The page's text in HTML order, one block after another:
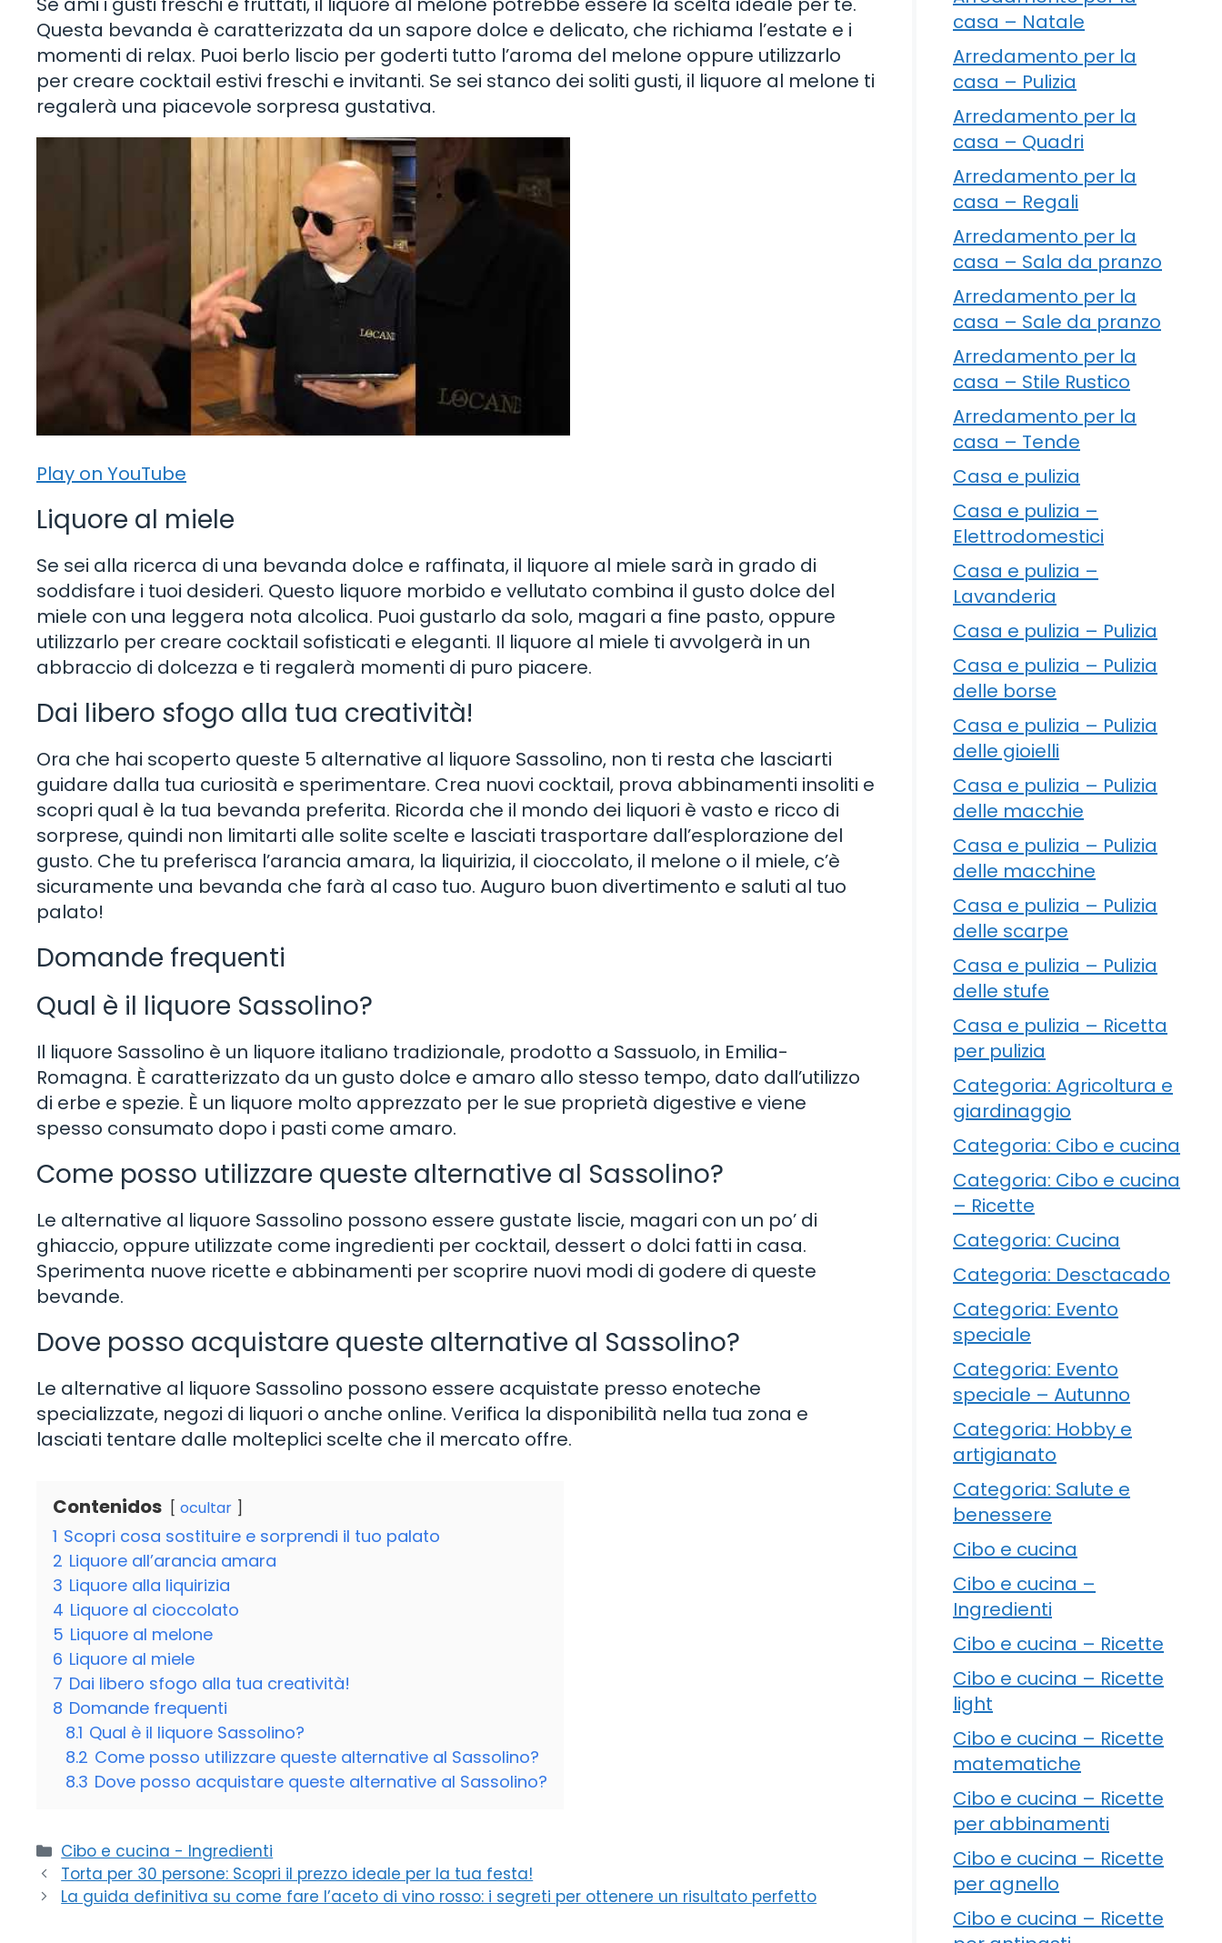
Questa bevanda è caratterizzata da un sapore dolce e delicato, che richiama l’estate e i
momenti di relax. Puoi berlo liscio per goderti tutto l’aroma del melone oppure utilizzarlo
per creare cocktail estivi freschi e invitanti. Se sei stanco dei soliti gusti, il liquore al melone ti
regalerà una piacevole sorpresa gustativa.
Play on YouTube
Liquore al miele
Se sei alla ricerca di una bevanda dolce e raffinata, il liquore al miele sarà in grado di
soddisfare i tuoi desideri. Questo liquore morbido e vellutato combina il gusto dolce del
miele con una leggera nota alcolica. Puoi gustarlo da solo, magari a fine pasto, oppure
utilizzarlo per creare cocktail sofisticati e eleganti. Il liquore al miele ti avvolgerà in un
abbraccio di dolcezza e ti regalerà momenti di puro piacere.
Dai libero sfogo alla tua creatività!
Ora che hai scoperto queste 5 alternative al liquore Sassolino, non ti resta che lasciarti
guidare dalla tua curiosità e sperimentare. Crea nuovi cocktail, prova abbinamenti insoliti e
scopri qual è la tua bevanda preferita. Ricorda che il mondo dei liquori è vasto e ricco di
sorprese, quindi non limitarti alle solite scelte e lasciati trasportare dall’esplorazione del
gusto. Che tu preferisca l’arancia amara, la liquirizia, il cioccolato, il melone o il miele, c’è
sicuramente una bevanda che farà al caso tuo. Auguro buon divertimento e saluti al tuo
palato!
Domande frequenti
Qual è il liquore Sassolino?
Il liquore Sassolino è un liquore italiano tradizionale, prodotto a Sassuolo, in Emilia-
Romagna. È caratterizzato da un gusto dolce e amaro allo stesso tempo, dato dall’utilizzo
di erbe e spezie. È un liquore molto apprezzato per le sue proprietà digestive e viene
spesso consumato dopo i pasti come amaro.
Come posso utilizzare queste alternative al Sassolino?
Le alternative al liquore Sassolino possono essere gustate liscie, magari con un po’ di
ghiaccio, oppure utilizzate come ingredienti per cocktail, dessert o dolci fatti in casa.
Sperimenta nuove ricette e abbinamenti per scoprire nuovi modi di godere di queste
bevande.
Dove posso acquistare queste alternative al Sassolino?
Le alternative al liquore Sassolino possono essere acquistate presso enoteche
specializzate, negozi di liquori o anche online. Verifica la disponibilità nella tua zona e
lasciati tentare dalle molteplici scelte che il mercato offre.
Contenidos ocultar
1 Scopri cosa sostituire e sorprendi il tuo palato
2 Liquore all’arancia amara
3 Liquore alla liquirizia
4 Liquore al cioccolato
5 Liquore al melone
6 Liquore al miele
7 Dai libero sfogo alla tua creatività!
8 Domande frequenti
8.1 Qual è il liquore Sassolino?
8.2 Come posso utilizzare queste alternative al Sassolino?
8.3 Dove posso acquistare queste alternative al Sassolino?
Categorie
Cibo e cucina - Ingredienti
Torta per 30 persone: Scopri il prezzo ideale per la tua festa!
La guida definitiva su come fare l’aceto di vino rosso: i segreti per ottenere un risultato perfetto
casa – Natale
Arredamento per la
casa – Pulizia
Arredamento per la
casa – Quadri
Arredamento per la
casa – Regali
Arredamento per la
casa – Sala da pranzo
Arredamento per la
casa – Sale da pranzo
Arredamento per la
casa – Stile Rustico
Arredamento per la
casa – Tende
Casa e pulizia
Casa e pulizia –
Elettrodomestici
Casa e pulizia –
Lavanderia
Casa e pulizia – Pulizia
Casa e pulizia – Pulizia
delle borse
Casa e pulizia – Pulizia
delle gioielli
Casa e pulizia – Pulizia
delle macchie
Casa e pulizia – Pulizia
delle macchine
Casa e pulizia – Pulizia
delle scarpe
Casa e pulizia – Pulizia
delle stufe
Casa e pulizia – Ricetta
per pulizia
Categoria: Agricoltura e
giardinaggio
Categoria: Cibo e cucina
Categoria: Cibo e cucina
– Ricette
Categoria: Cucina
Categoria: Desctacado
Categoria: Evento
speciale
Categoria: Evento
speciale – Autunno
Categoria: Hobby e
artigianato
Categoria: Salute e
benessere
Cibo e cucina
Cibo e cucina –
Ingredienti
Cibo e cucina – Ricette
Cibo e cucina – Ricette
light
Cibo e cucina – Ricette
matematiche
Cibo e cucina – Ricette
per abbinamenti
Cibo e cucina – Ricette
per agnello
Cibo e cucina – Ricette